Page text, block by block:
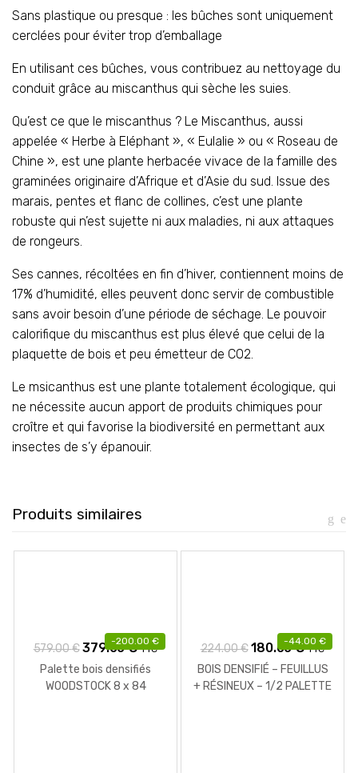
Sans plastique ou presque : les bûches sont uniquement
cerclées pour éviter trop d’emballage
En utilisant ces bûches, vous contribuez au nettoyage du
conduit grâce au miscanthus qui sèche les suies.
Qu’est ce que le miscanthus ? Le Miscanthus, aussi
appelée « Herbe à Eléphant », « Eulalie » ou « Roseau de
Chine », est une plante herbacée vivace de la famille des
graminées originaire d’Afrique et d’Asie du sud. Issue des
marais, pentes et flanc de collines, c’est une plante
robuste qui n’est sujette ni aux maladies, ni aux attaques
de rongeurs.
Ses cannes, récoltées en fin d’hiver, contiennent moins de
17% d’humidité, elles peuvent donc servir de combustible
sans avoir besoin d’une période de séchage. Le pouvoir
calorifique du miscanthus est plus élevé que celui de la
plaquette de bois et peu émetteur de CO2.
Le msicanthus est une plante totalement écologique, qui
ne nécessite aucun apport de produits chimiques pour
croître et qui favorise la biodiversité en permettant aux
insectes de s’y épanouir.
Produits similaires
-200.00 €
579.00€ Le
prix
initial
379.00€Le
prix
actuel
TTC
Palette bois densifiés
WOODSTOCK 8 x 84
-44.00 €
224.00€ Le
prix
initial
180.00€Le
prix
actuel
TTC
BOIS DENSIFIÉ – FEUILLUS
+ RÉSINEUX – 1/2 PALETTE